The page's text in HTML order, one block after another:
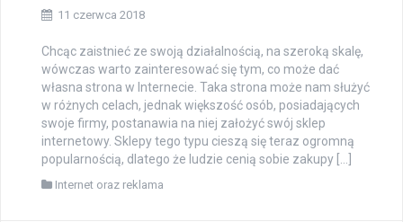
11 czerwca 2018
Chcąc zaistnieć ze swoją działalnością, na szeroką skalę,
wówczas warto zainteresować się tym, co może dać
własna strona w Internecie. Taka strona może nam służyć
w różnych celach, jednak większość osób, posiadających
swoje firmy, postanawia na niej założyć swój sklep
internetowy. Sklepy tego typu cieszą się teraz ogromną
popularnością, dlatego że ludzie cenią sobie zakupy […]
Internet oraz reklama